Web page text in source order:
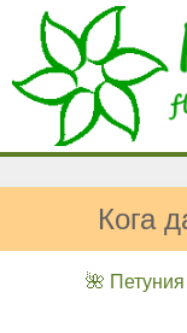
Кога
🌺 Петуния